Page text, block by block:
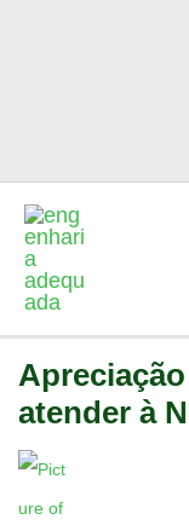
atender à